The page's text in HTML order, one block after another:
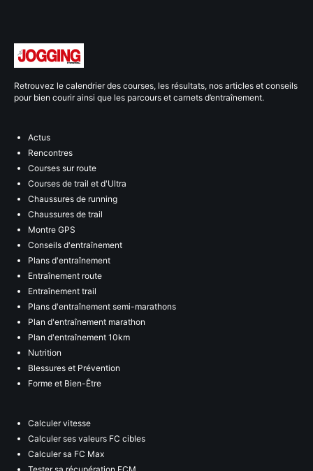
Retrouvez le calendrier des courses, les résultats, nos articles et conseils
pour bien courir ainsi que les parcours et carnets d’entraînement.
Actus
Rencontres
Courses sur route
Courses de trail et d'Ultra
Chaussures de running
Chaussures de trail
Montre GPS
Conseils d'entraînement
Plans d'entraînement
Entraînement route
Entraînement trail
Plans d'entraînement semi-marathons
Plan d'entraînement marathon
Plan d'entraînement 10km
Nutrition
Blessures et Prévention
Forme et Bien-Être
Calculer vitesse
Calculer ses valeurs FC cibles
Calculer sa FC Max